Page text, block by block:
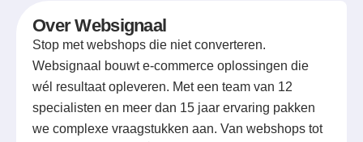
Over Websignaal
Stop met webshops die niet converteren.
Websignaal bouwt e-commerce oplossingen die
wél resultaat opleveren. Met een team van 12
specialisten en meer dan 15 jaar ervaring pakken
we complexe vraagstukken aan. Van webshops tot